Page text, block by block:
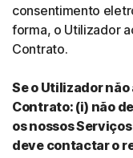
consentimento
forma, o Utilizador
Contrato.
Se o Utilizador não
Contrato: (i) não
os nossos Serviços
deve contactar o